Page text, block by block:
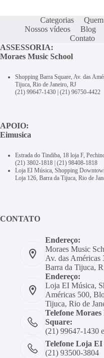
Categorias
Nossos vídeos
Blog
Contato
ASSESSORIA:
Moraes Music School
Shopping Barra Square, Av. das
Tijuca, Rio de Janeiro, RJ
(21) 99647-1430 (21) 96750-4422
APOIO:
Eimusica
Estrada do Tindiba, 18 loja F,
(21) 3802-1818 (21) 98408-1818
Loja EI Música, Shopping
Loja 126, Barra da Tijuca, Rio de
CONTATO
Endereço:
Moraes Music
Av. das
Barra da Tijuca,
Endereço:
Loja EI Música,
Américas 500,
Tijuca, Rio de
Telefone
Square:
(21) 99647-1430
Telefone Loja
(21) 93500-3804